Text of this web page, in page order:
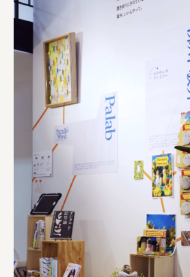
三井不動産株式会社
有限会社 丸久商店
株式会社イソガイ
インターステラテクノロジズ株
キッコーマン食品株式会社
住友化学株式会社
株式会社リビタ
宗教法人圓能寺立 若草幼稚園
株式会社 照沼
食処くさの根